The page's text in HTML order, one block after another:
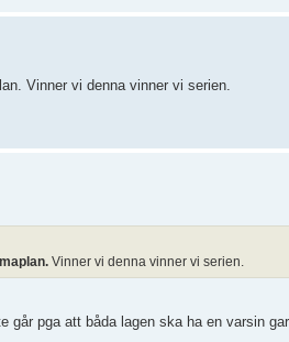
Vinner vi denna vinner vi serien.
Vinner vi denna vinner vi serien.
pga att båda lagen ska ha en varsin